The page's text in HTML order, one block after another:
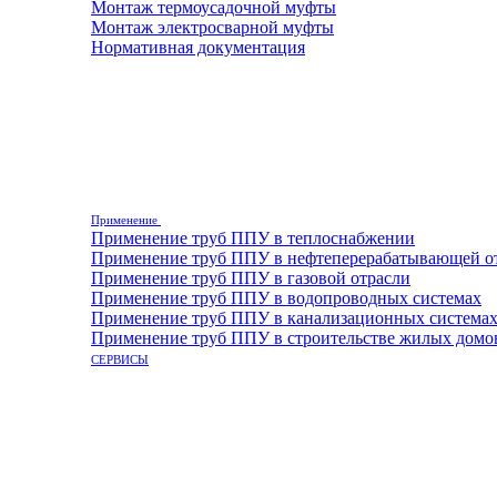
Монтаж термоусадочной муфты
Монтаж электросварной муфты
Нормативная документация
Применение
Применение труб ППУ в теплоснабжении
Применение труб ППУ в нефтеперерабатывающей
Применение труб ППУ в газовой отрасли
Применение труб ППУ в водопроводных системах
Применение труб ППУ в канализационных системах
Применение труб ППУ в строительстве жилых
СЕРВИСЫ